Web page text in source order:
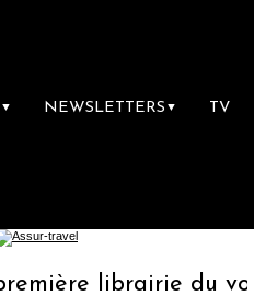
▼ NEWSLETTERS ▼ TV
librairie du voyage